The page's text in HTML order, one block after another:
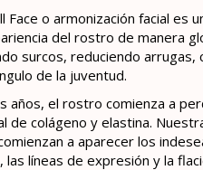
Face o armonización facial
del rostro de manera
surcos, reduciendo
de la juventud.
años, el rostro comienza a
de colágeno y elastina.
a aparecer los
las líneas de expresión y la